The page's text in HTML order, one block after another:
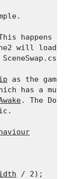
happens
will load
as the
has a
. The
/ 2);